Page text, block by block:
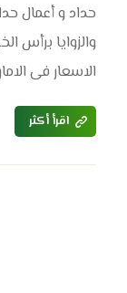
حداد و أعمال
والزوايا برأس
الاسعار فى
اقرأ أكثر